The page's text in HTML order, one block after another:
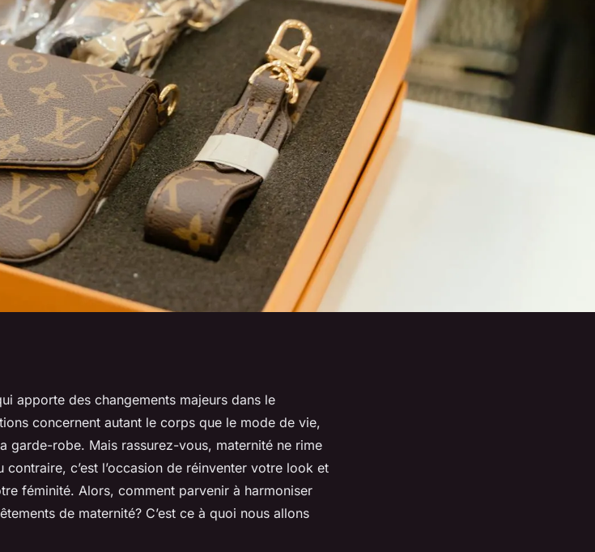
à main
de
apporte des changements majeurs dans le
concernent autant le corps que le mode de vie,
garde-robe. Mais rassurez-vous, maternité ne rime
c’est l’occasion de réinventer votre look et
féminité. Alors, comment parvenir à harmoniser
de maternité? C’est ce à quoi nous allons